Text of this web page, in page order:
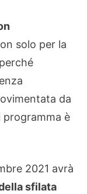
solo per la
da
programma è
2021 avrà
sfilata